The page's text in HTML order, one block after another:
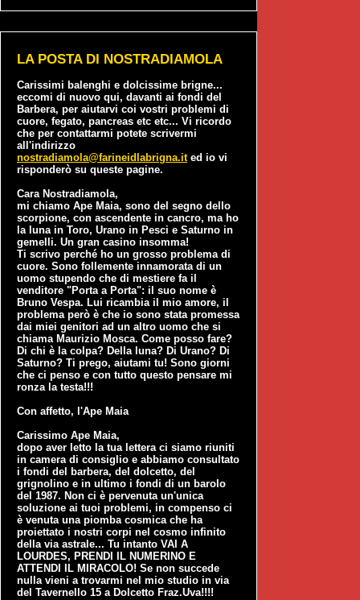
LA POSTA DI NOSTRADIAMOLA
Carissimi balenghi e dolcissime brigne...
eccomi di nuovo qui, davanti ai fondi del
Barbera, per aiutarvi coi vostri problemi di
cuore, fegato, pancreas etc etc... Vi ricordo
che per contattarmi potete scrivermi
all'indirizzo
nostradiamola@farineidlabrigna.ited io vi
risponderò su queste pagine.
Cara Nostradiamola,
mi chiamo Ape Maia, sono del segno dello
scorpione, con ascendente in cancro, ma ho
la luna in Toro, Urano in Pesci e Saturno in
gemelli. Un gran casino insomma!
Ti scrivo perché ho un grosso problema di
cuore. Sono follemente innamorata di un
uomo stupendo che di mestiere fa il
venditore "Porta a Porta": il suo nome è
Bruno Vespa. Lui ricambia il mio amore, il
problema però è che io sono stata promessa
dai miei genitori ad un altro uomo che si
chiama Maurizio Mosca. Come posso fare?
Di chi è la colpa? Della luna? Di Urano? Di
Saturno? Ti prego, aiutami tu! Sono giorni
che ci penso e con tutto questo pensare mi
ronza la testa!!!
Con affetto, l'Ape Maia
Carissimo Ape Maia,
dopo aver letto la tua lettera ci siamo riuniti
in camera di consiglio e abbiamo consultato
i fondi del barbera, del dolcetto, del
grignolino e in ultimo i fondi di un barolo
del 1987. Non ci è pervenuta un'unica
soluzione ai tuoi problemi, in compenso ci
è venuta una piomba cosmica che ha
proiettato i nostri corpi nel cosmo infinito
della via astrale... Tu intanto VAI A
LOURDES, PRENDI IL NUMERINO E
ATTENDI IL MIRACOLO! Se non succede
nulla vieni a trovarmi nel mio studio in via
del Tavernello 15 a Dolcetto Fraz.Uva!!!!